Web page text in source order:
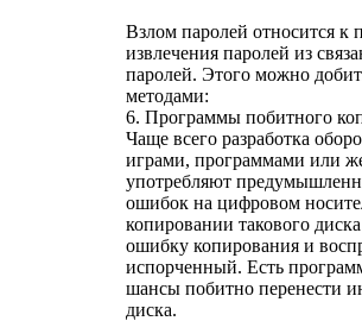
Взлом паролей относится к
извлечения паролей из
паролей. Этого можно
методами:
6. Программы побитного
Чаще всего разработка
играми, программами или
употребляют
ошибок на цифровом
копировании такового
ошибку копирования и
испорченный. Есть
шансы побитно перенести
диска.